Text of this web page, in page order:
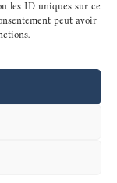
les ID uniques sur ce
peut avoir
Mottais